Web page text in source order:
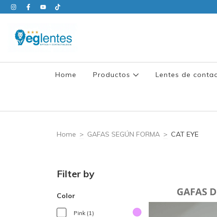
Home Productos Lentes de
Home > GAFAS SEGÚN FORMA > CAT EYE
Filter by
Color
Pink (1)